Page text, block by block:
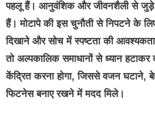
पहलू हैं। आनुवंशिक और जीवनशैली से जुड़े
हैं। मोटापे की इस चुनौती से निपटने के
दिखाने और सोच में स्पष्टता की
तो अल्पकालिक समाधानों से ध्यान हटाकर
केंद्रित करना होगा, जिससे वजन घटाने,
फिटनेस बनाए रखने में मदद मिले।